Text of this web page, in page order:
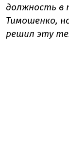
должность в
Тимошенко,
решил эту